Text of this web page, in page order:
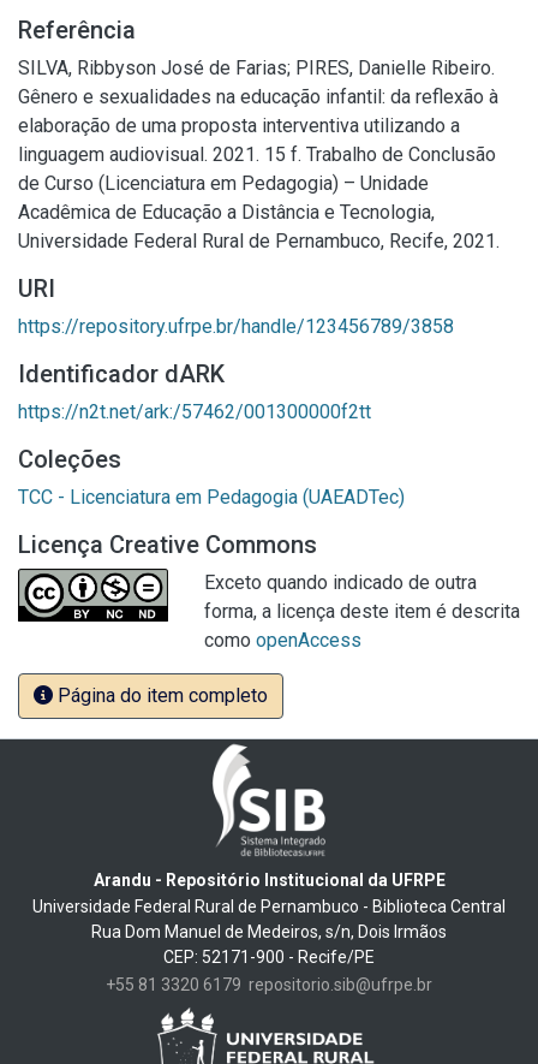
Referência
SILVA, Ribbyson José de Farias; PIRES, Danielle Ribeiro.
Gênero e sexualidades na educação infantil: da reflexão à
elaboração de uma proposta interventiva utilizando a
linguagem audiovisual. 2021. 15 f. Trabalho de Conclusão
de Curso (Licenciatura em Pedagogia) – Unidade
Acadêmica de Educação a Distância e Tecnologia,
Universidade Federal Rural de Pernambuco, Recife, 2021.
URI
https://repository.ufrpe.br/handle/123456789/3858
Identificador dARK
https://n2t.net/ark:/57462/001300000f2tt
Coleções
TCC - Licenciatura em Pedagogia (UAEADTec)
Licença Creative Commons
Exceto quando indicado de outra
forma, a licença deste item é descrita
como openAccess
Página do item completo
Arandu - Repositório Institucional da UFRPE
Universidade Federal Rural de Pernambuco - Biblioteca Central
Rua Dom Manuel de Medeiros, s/n, Dois Irmãos
CEP: 52171-900 - Recife/PE
+55 81 3320 6179 repositorio.sib@ufrpe.br